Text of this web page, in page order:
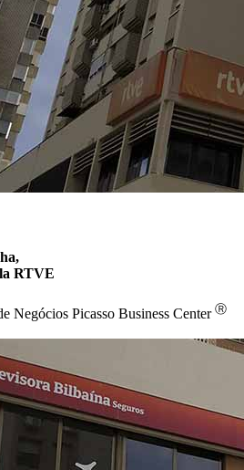
RTVE
Negócios Picasso Business Center Ⓡ